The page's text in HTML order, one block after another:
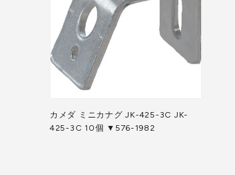
カメダ ミニカナグ JK-425-3C JK-
425-3C 10個 ▼576-1982